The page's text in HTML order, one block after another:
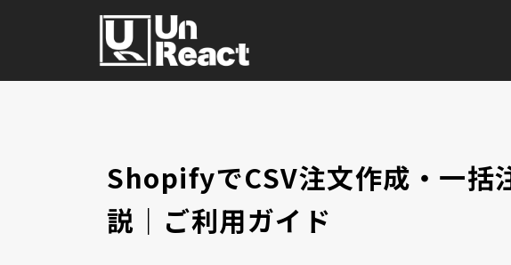
ShopifyでCSV注文作成・一括
説｜ご利用ガイド